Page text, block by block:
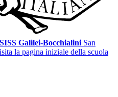
Galilei-Bocchialini San
la pagina iniziale della scuola